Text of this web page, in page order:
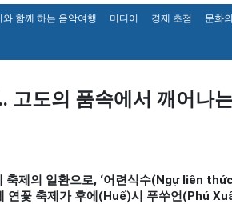
함께 하는 음악여행 미디어 경제 초점 문화
도의 품속에서 깨어나는
축제의 일환으로, ‘어련식수(Ngự liên
연꽃 축제가 후에(Huế)시 푸쑤언(Phú